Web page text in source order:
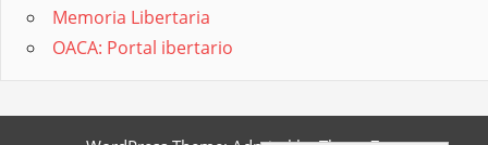
Memoria Libertaria
OACA: Portal ibertario